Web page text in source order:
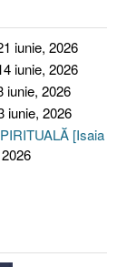
iunie, 2026
iunie, 2026
iunie, 2026
iunie, 2026
[Isaia